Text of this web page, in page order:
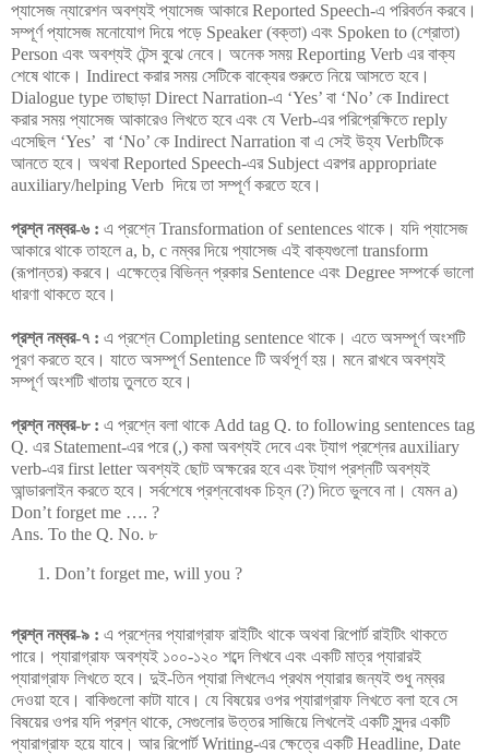
প্যাসেজ ন্যারেশন অবশ্যই প্যাসেজ আকারে Reported Speech-এ পরিবর্তন করবে।
সম্পূর্ণ প্যাসেজ মনোযোগ দিয়ে পড়ে Speaker (বক্তা) এবং Spoken to (শ্রোতা)
Person এবং অবশ্যই টেন্স বুঝে নেবে। অনেক সময় Reporting Verb এর বাক্য
শেষে থাকে। Indirect করার সময় সেটিকে বাক্যের শুরুতে নিয়ে আসতে হবে।
Dialogue type তাছাড়া Direct Narration-এ ‘Yes’ বা ‘No’ কে Indirect
করার সময় প্যাসেজ আকারেও লিখতে হবে এবং যে Verb-এর পরিপ্রেক্ষিতে reply
এসেছিল ‘Yes’ বা ‘No’ কে Indirect Narration বা এ সেই উহ্য Verbটিকে
আনতে হবে। অথবা Reported Speech-এর Subject এরপর appropriate
auxiliary/helping Verb দিয়ে তা সম্পূর্ণ করতে হবে।
প্রশ্ন নম্বর-৬ : এ প্রশ্নে Transformation of sentences থাকে। যদি প্যাসেজ
আকারে থাকে তাহলে a, b, c নম্বর দিয়ে প্যাসেজ এই বাক্যগুলো transform
(রূপান্তর) করবে। এক্ষেত্রে বিভিন্ন প্রকার Sentence এবং Degree সম্পর্কে ভালো
ধারণা থাকতে হবে।
প্রশ্ন নম্বর-৭ : এ প্রশ্নে Completing sentence থাকে। এতে অসম্পূর্ণ অংশটি
পূরণ করতে হবে। যাতে অসম্পূর্ণ Sentence টি অর্থপূর্ণ হয়। মনে রাখবে অবশ্যই
সম্পূর্ণ অংশটি খাতায় তুলতে হবে।
প্রশ্ন নম্বর-৮ : এ প্রশ্নে বলা থাকে Add tag Q. to following sentences tag
Q. এর Statement-এর পরে (,) কমা অবশ্যই দেবে এবং ট্যাগ প্রশ্নের auxiliary
verb-এর first letter অবশ্যই ছোট অক্ষরের হবে এবং ট্যাগ প্রশ্নটি অবশ্যই
আন্ডারলাইন করতে হবে। সর্বশেষে প্রশ্নবোধক চিহ্ন (?) দিতে ভুলবে না। যেমন a)
Don’t forget me …. ?
Ans. To the Q. No. ৮
Don’t forget me, will you ?
প্রশ্ন নম্বর-৯ : এ প্রশ্নের প্যারাগ্রাফ রাইটিং থাকে অথবা রিপোর্ট রাইটিং থাকতে
পারে। প্যারাগ্রাফ অবশ্যই ১০০-১২০ শব্দে লিখবে এবং একটি মাত্র প্যারারই
প্যারাগ্রাফ লিখতে হবে। দুই-তিন প্যারা লিখলেএ প্রথম প্যারার জন্যই শুধু নম্বর
দেওয়া হবে। বাকিগুলো কাটা যাবে। যে বিষয়ের ওপর প্যারাগ্রাফ লিখতে বলা হবে সে
বিষয়ের ওপর যদি প্রশ্ন থাকে, সেগুলোর উত্তর সাজিয়ে লিখলেই একটি সুন্দর একটি
প্যারাগ্রাফ হয়ে যাবে। আর রিপোর্ট Writing-এর ক্ষেত্রে একটি Headline, Date